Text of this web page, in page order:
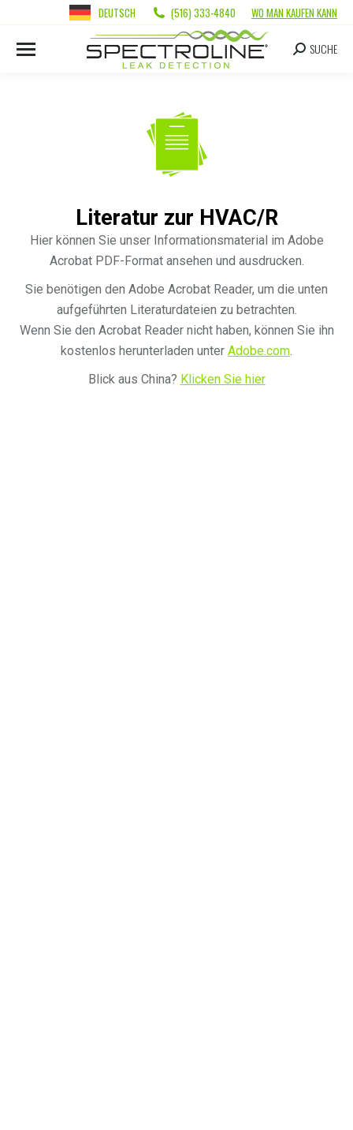
DEUTSCH (516) 333-4840 WO MAN KAUFEN KANN
SUCHE
Literatur zur HVAC/R
Hier können Sie unser Informationsmaterial im Adobe
Acrobat PDF-Format ansehen und ausdrucken.
Sie benötigen den Adobe Acrobat Reader, um die unten
aufgeführten Literaturdateien zu betrachten.
Wenn Sie den Acrobat Reader nicht haben, können Sie ihn
kostenlos herunterladen unter Adobe.com.
Blick aus China? Klicken Sie hier